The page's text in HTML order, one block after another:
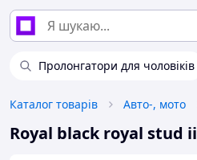
Пролонгатори для чоловіків
Каталог товарів Авто-, мото
Royal black royal stud ii